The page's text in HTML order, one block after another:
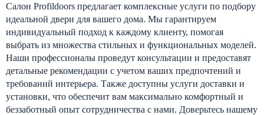
Салон Profildoors предлагает комплексные услуги по подбору
идеальной двери для вашего дома. Мы гарантируем
индивидуальный подход к каждому клиенту, помогая
выбрать из множества стильных и функциональных моделей.
Наши профессионалы проведут консультации и предоставят
детальные рекомендации с учетом ваших предпочтений и
требований интерьера. Также доступны услуги доставки и
установки, что обеспечит вам максимально комфортный и
беззаботный опыт сотрудничества с нами. Доверьтесь нашему